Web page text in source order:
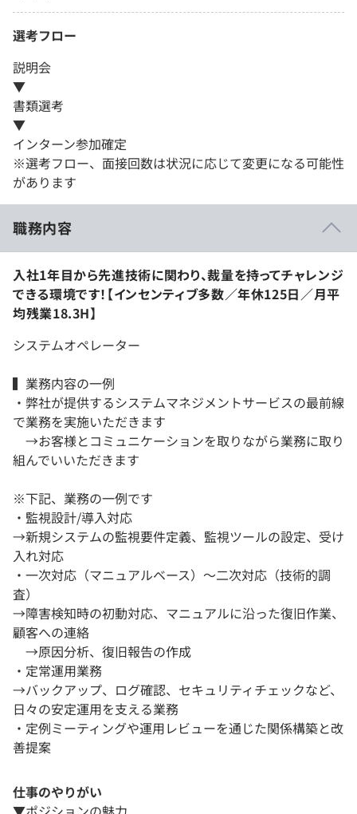
選考フロー
説明会
▼
書類選考
▼
インターン参加確定
※選考フロー、面接回数は状況に応じて変更になる可能性
があります
職務内容
入社1年目から先進技術に関わり、裁量を持ってチャレンジ
できる環境です！【インセンティブ多数／年休125日／月平
均残業18.3H】
システムオペレーター
▍業務内容の一例
・弊社が提供するシステムマネジメントサービスの最前線
で業務を実施いただきます
→お客様とコミュニケーションを取りながら業務に取り
組んでいいただきます
※下記、業務の一例です
・監視設計/導入対応
→新規システムの監視要件定義、監視ツールの設定、受け
入れ対応
・一次対応（マニュアルベース）～二次対応（技術的調
査）
→障害検知時の初動対応、マニュアルに沿った復旧作業、
顧客への連絡
→原因分析、復旧報告の作成
・定常運用業務
→バックアップ、ログ確認、セキュリティチェックなど、
日々の安定運用を支える業務
・定例ミーティングや運用レビューを通じた関係構築と改
善提案
仕事のやりがい